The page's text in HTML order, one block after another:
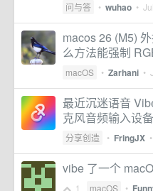
问与答 • wuhao •
macos 26 (M5)
么方法能强制
macOS • Zarhani •
最近沉迷语音
克风音频输入设
分享创造 • FringJX •
vibe 了一个
1 macOS •